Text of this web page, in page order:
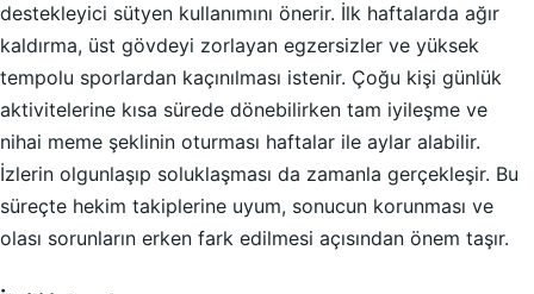
destekleyici sütyen kullanımını önerir. İlk haftalarda ağır
kaldırma, üst gövdeyi zorlayan egzersizler ve yüksek
tempolu sporlardan kaçınılması istenir. Çoğu kişi günlük
aktivitelerine kısa sürede dönebilirken tam iyileşme ve
nihai meme şeklinin oturması haftalar ile aylar alabilir.
İzlerin olgunlaşıp soluklaşması da zamanla gerçekleşir. Bu
süreçte hekim takiplerine uyum, sonucun korunması ve
olası sorunların erken fark edilmesi açısından önem taşır.